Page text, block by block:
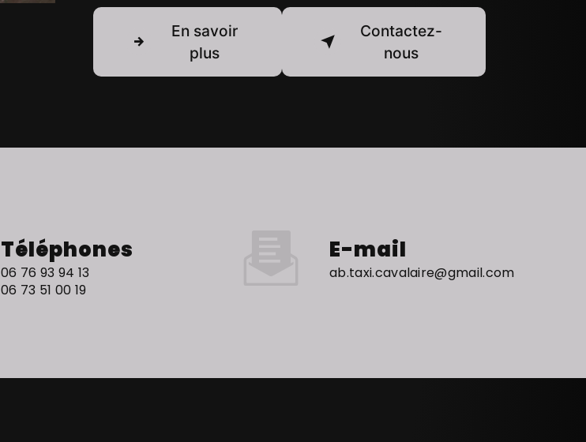
En savoir
plus
Contactez-
nous
Téléphones
06 76 93 94 13
06 73 51 00 19
E-mail
ab.taxi.cavalaire@gmail.com